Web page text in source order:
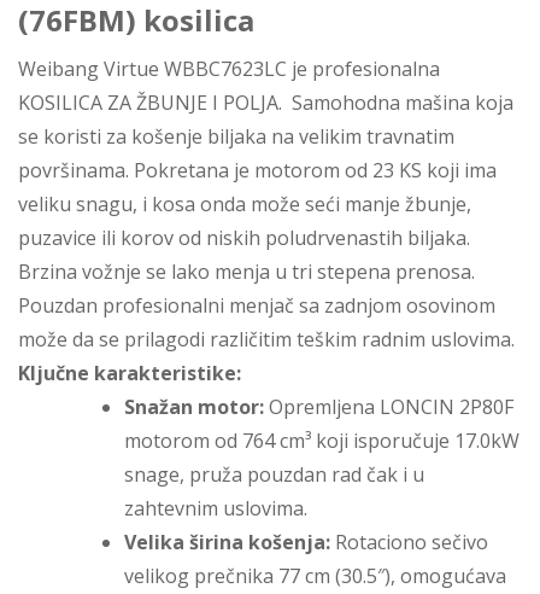
(76FBM) kosilica
Weibang Virtue WBBC7623LC je profesionalna
KOSILICA ZA ŽBUNJE I POLJA. Samohodna mašina koja
se koristi za košenje biljaka na velikim travnatim
površinama. Pokretana je motorom od 23 KS koji ima
veliku snagu, i kosa onda može seći manje žbunje,
puzavice ili korov od niskih poludrvenastih biljaka.
Brzina vožnje se lako menja u tri stepena prenosa.
Pouzdan profesionalni menjač sa zadnjom osovinom
može da se prilagodi različitim teškim radnim uslovima.
Ključne karakteristike:
Snažan motor:Opremljena LONCIN 2P80F
motorom od 764 cm³ koji isporučuje 17.0kW
snage, pruža pouzdan rad čak i u
zahtevnim uslovima.
Velika širina košenja: Rotaciono sečivo
velikog prečnika 77 cm (30.5″), omogućava